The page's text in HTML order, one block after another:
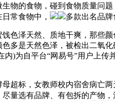
物的食物，碰到食物质量问
常食物中，
多款出名品
泽天然、质地干爽，那些
多是天然色泽，被检出二氧
)为自平台“网易号”用户上
标，女教师校内宿舍病亡两
量选有品牌、有包拆的产物